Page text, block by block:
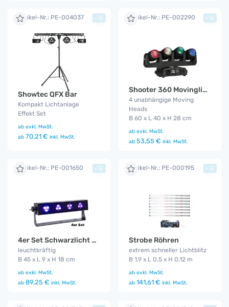
Artikel-Nr.: PE-004037
Showtec QFX Bar
Kompakt Lichtanlage
Effekt Set
ab exkl. MwSt.
ab 70,21 € inkl. MwSt.
+ Artikel-Nr.: PE-002290
Shooter 360 Movinglight
4 unabhängige Moving
Heads
B 60 x L 40 x H 28 cm
ab exkl. MwSt.
ab 53,55 € inkl. MwSt.
+
Artikel-Nr.: PE-001650
4er Set Schwarzlicht LED ( Blacklight - UV )
leuchtkräftig
B 45 x L 9 x H 18 cm
ab exkl. MwSt.
ab 89,25 € inkl. MwSt.
+ Artikel-Nr.: PE-000195
Strobe Röhren
extrem schneller Lichtblitz
B 1,9 x L 0,5 x H 0,12 m
ab exkl. MwSt.
ab 141,61 € inkl. MwSt.
+